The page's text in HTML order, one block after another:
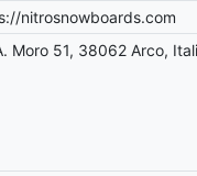
nitrosnowboards.com
Moro 51, 38062 Arco,